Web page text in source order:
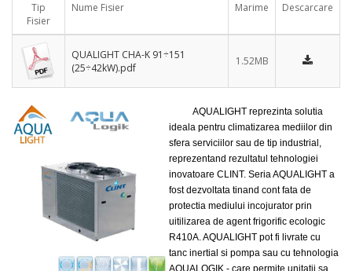
Tip
Fisier
Nume Fisier Marime Descarcare
QUALIGHT CHA-K 91÷151
(25÷42kW).pdf
1.52MB
AQUALIGHT reprezinta solutia
ideala pentru climatizarea mediilor din
sfera serviciilor sau de tip industrial,
reprezentand rezultatul tehnologiei
inovatoare CLINT. Seria AQUALIGHT a
fost dezvoltata tinand cont fata de
protectia mediului incojurator prin
uitilizarea de agent frigorific ecologic
R410A. AQUALIGHT pot fi livrate cu
tanc inertial si pompa sau cu tehnologia
AQUALOGIK - care permite unitatii sa